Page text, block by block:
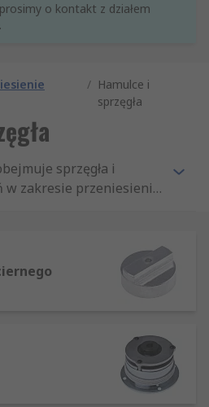
o kontakt z działem
/ Hamulce i
sprzęgła
sprzęgła i
w zakresie przeniesienia
jest